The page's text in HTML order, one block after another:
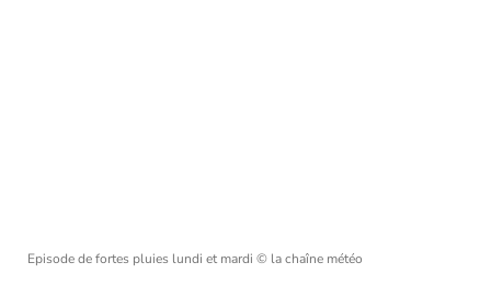
Episode de fortes pluies lundi et mardi © la chaîne météo